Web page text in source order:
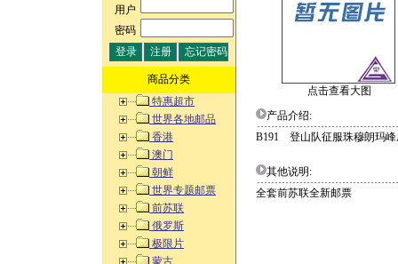
用户:
密码:
商品分类
特惠超市
世界各地邮品
香港
澳门
朝鲜
世界专题邮票
前苏联
俄罗斯
极限片
蒙古
点击查看大图
产品介绍:
B191 登山队征服珠穆朗玛
其他说明:
全套前苏联全新邮票